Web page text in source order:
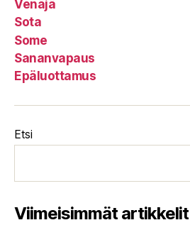
Venäjä
Sota
Some
Sananvapaus
Epäluottamus
Etsi
Viimeisimmät artikkelit